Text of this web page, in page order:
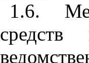
1.6.
средств